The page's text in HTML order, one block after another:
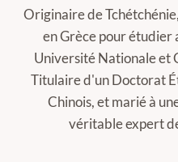
Originaire de
en Grèce pour étudier
Université Nationale et
Titulaire d'un Doctorat
Chinois, et marié à
véritable expert